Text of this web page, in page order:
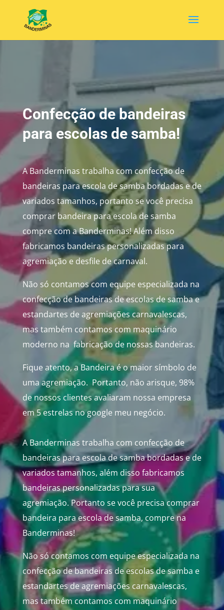
Confecção de bandeiras
para escolas de samba!
A Banderminas trabalha com confecção de
bandeiras para escola de samba bordadas e de
variados tamanhos, portanto se você precisa
comprar bandeira para escola de samba
compre com a Banderminas! Além disso
fabricamos bandeiras personalizadas para
agremiação e desfile de carnaval.
Não só contamos com equipe especializada na
confecção de bandeiras de escolas de samba e
estandartes de agremiações carnavalescas,
mas também contamos com maquinário
moderno na fabricação de nossas bandeiras.
Fique atento, a Bandeira é o maior símbolo de
uma agremiação. Portanto, não arisque, 98%
de nossos clientes avaliaram nossa empresa
em 5 estrelas no google meu negócio.
A Banderminas trabalha com confecção de
bandeiras para escola de samba bordadas e de
variados tamanhos, além disso fabricamos
bandeiras personalizadas para sua
agremiação. Portanto se você precisa comprar
bandeira para escola de samba, compre na
Banderminas!
Não só contamos com equipe especializada na
confecção de bandeiras de escolas de samba e
estandartes de agremiações carnavalescas,
mas também contamos com maquinário